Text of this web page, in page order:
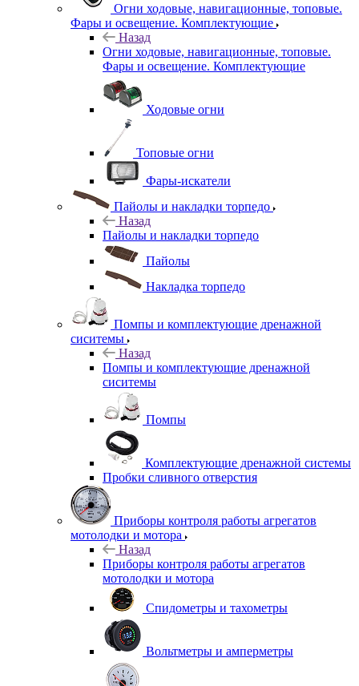
Огни ходовые, навигационные, топовые.
Фары и освещение. Комплектующие
Назад
Огни ходовые, навигационные, топовые.
Фары и освещение. Комплектующие
Ходовые огни
Топовые огни
Фары-искатели
Пайолы и накладки торпедо
Назад
Пайолы и накладки торпедо
Пайолы
Накладка торпедо
Помпы и комплектующие дренажной
сиситемы
Назад
Помпы и комплектующие дренажной
сиситемы
Помпы
Комплектующие дренажной системы
Пробки сливного отверстия
Приборы контроля работы агрегатов
мотолодки и мотора
Назад
Приборы контроля работы агрегатов
мотолодки и мотора
Спидометры и тахометры
Вольтметры и амперметры